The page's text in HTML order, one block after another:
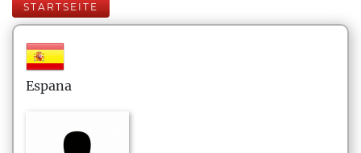
STARTSEITE
Espana